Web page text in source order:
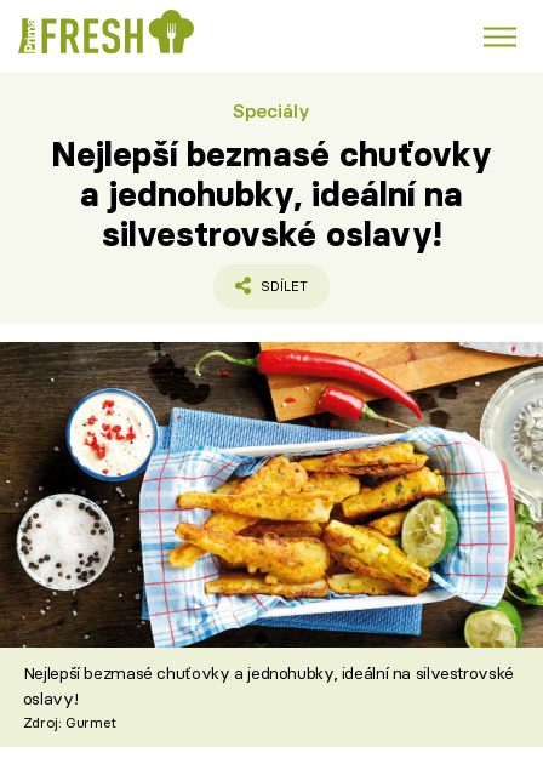
Polévky k večeři
Česká kuchyně Čokoláda
Recepty
Články
TV Program
Škola vaření
Recepty z TV
Speciál: Cuketa
Těhotnej kuchař
Speciály
Nejlepší bezmasé chuťovky
a jednohubky, ideální na
silvestrovské oslavy!
SDÍLET
Nejlepší bezmasé chuťovky a jednohubky, ideální na silvestrovské
oslavy!
Zdroj: Gurmet